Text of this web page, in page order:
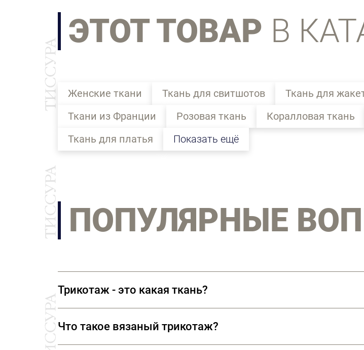
ЭТОТ ТОВАР В
Женские ткани Ткань для свитшотов Ткань для
Ткани из Франции
Розовая ткань Коралловая ткань
Ткань для платья
Показать ещё
ПОПУЛЯРНЫЕ
Трикотаж - это какая ткань?
пространственное расположение.
ВАЖНО! Ткани ткут, а трикотаж вяжут. Поэтому никогда НЕ
Что такое вязаный трикотаж?